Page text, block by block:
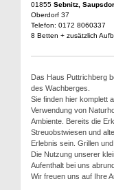
01855 Sebnitz,
Oberdorf 37
Telefon: 0172 8060337
8 Betten + zusätzlich
Das Haus Puttrichberg
des Wachberges.
Sie finden hier komplett
Verwendung von
Ambiente. Bereits die
Streuobstwiesen und
Erlebnis sein. Grillen
Die Nutzung unserer
Aufenthalt bei uns
Wir freuen uns auf Ihre